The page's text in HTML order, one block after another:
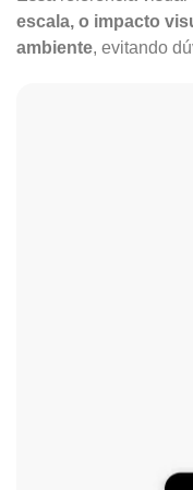
escala, o impacto
ambiente, evitando